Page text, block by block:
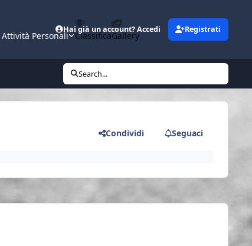
Personali ClassificaGallery
Hai già un account? Accedi Registrati
Search...
Condividi Seguaci